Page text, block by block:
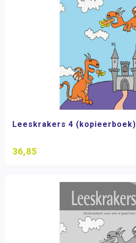
Leeskrakers 4 (kopieerboek)
36,85